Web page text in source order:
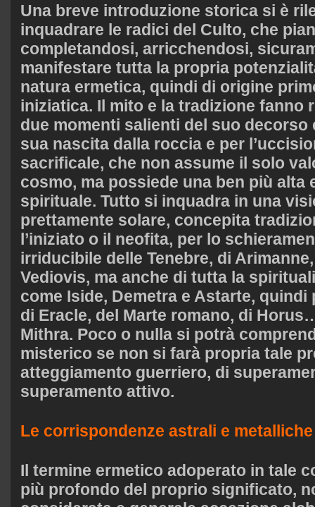
Una breve introduzione storica si è
inquadrare le radici del Culto, che
completandosi, arricchendosi,
manifestare tutta la propria
natura ermetica, quindi di origine
iniziatica. Il mito e la tradizione fanno
due momenti salienti del suo decorso
sua nascita dalla roccia e per
sacrificale, che non assume il solo
cosmo, ma possiede una ben più alta
spirituale. Tutto si inquadra in una
prettamente solare, concepita
l’iniziato o il neofita, per lo
irriducibile delle Tenebre, di
Vediovis, ma anche di tutta la
come Iside, Demetra e Astarte,
di Eracle, del Marte romano, di
Mithra. Poco o nulla si potrà
misterico se non si farà propria tale
atteggiamento guerriero, di
superamento attivo.
Le corrispondenze astrali e metalliche
Il termine ermetico adoperato in tale
più profondo del proprio significato,